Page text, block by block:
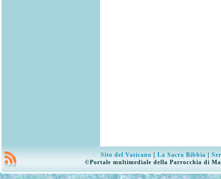
Sito del Vaticano La Sacra Bibbia
©Portale multimediale della Parrocchia di